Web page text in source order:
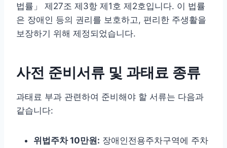
법률」 제27조 제3항 제1호 제2호입니다. 이 법률
은 장애인 등의 권리를 보호하고, 편리한 주생활을
보장하기 위해 제정되었습니다.
사전 준비서류 및 과태료 종류
과태료 부과 관련하여 준비해야 할 서류는 다음과
같습니다:
위법주차 10만원: 장애인전용주차구역에 주차